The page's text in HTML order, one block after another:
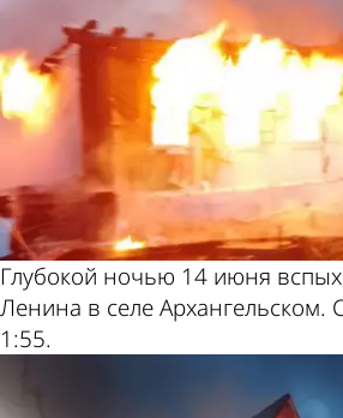
Глубокой ночью 14 июня
Ленина в селе Архангельском.
1:55.